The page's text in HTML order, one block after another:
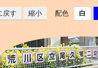
戻す 縮小 配色